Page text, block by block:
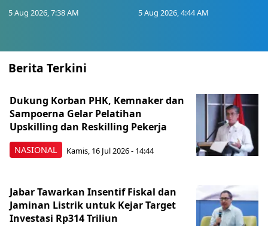
5 Aug 2026, 7:38 AM 5 Aug 2026, 4:44 AM
Berita Terkini
NASIONAL
Dukung Korban PHK, Kemnaker dan
Sampoerna Gelar Pelatihan
Upskilling dan Reskilling Pekerja
Kamis, 16 Jul 2026 - 14:44
Jabar Tawarkan Insentif Fiskal dan
Jaminan Listrik untuk Kejar Target
Investasi Rp314 Triliun